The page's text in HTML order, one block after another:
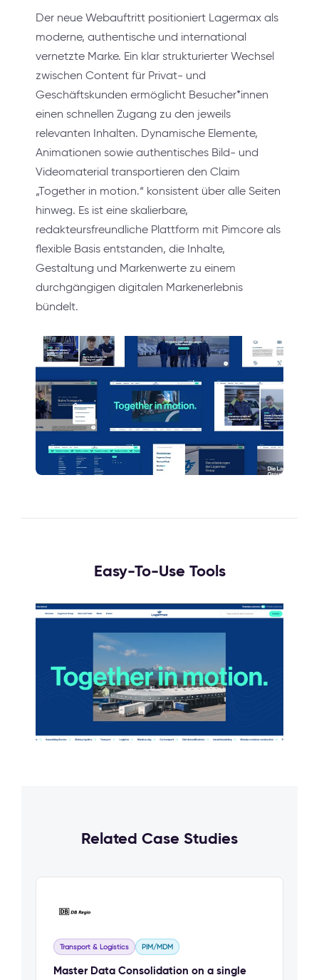
Der neue Webauftritt positioniert Lagermax als
moderne, authentische und international
vernetzte Marke. Ein klar strukturierter Wechsel
zwischen Content für Privat- und
Geschäftskunden ermöglicht Besucher*innen
einen schnellen Zugang zu den jeweils
relevanten Inhalten. Dynamische Elemente,
Animationen sowie authentisches Bild- und
Videomaterial transportieren den Claim
„Together in motion.“ konsistent über alle Seiten
hinweg. Es ist eine skalierbare,
redakteursfreundliche Plattform mit Pimcore als
flexible Basis entstanden, die Inhalte,
Gestaltung und Markenwerte zu einem
durchgängigen digitalen Markenerlebnis
bündelt.
Easy-To-Use Tools
Related Case Studies
Transport & Logistics PIM/MDM
Master Data Consolidation on a single